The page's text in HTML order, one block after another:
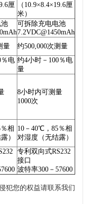
厘
（10.9×8.4×19.6厘
米）
可拆除充电电池
7.2VDC@1450mAh
量
约500,000次测量
％电 约4小时－100％电
量
8小时内可测量
1000次
相
）
10－40℃，85％相
对湿度（无结露）
专利双向式RS232
接口
波特率300－57600
犯您的权益请联系我们